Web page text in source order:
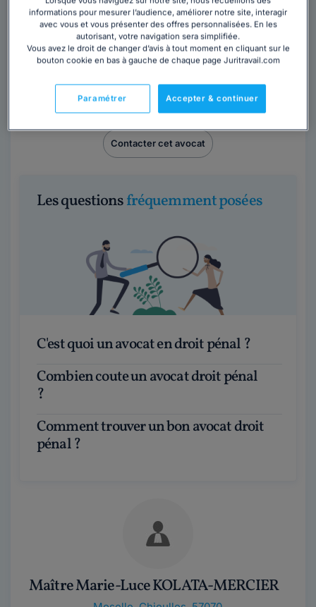
Maître Thierry LAUGIER
Paris,Paris 8ème, 75008
Contacter cet avocat
Les questionsfréquemment posées
C'est quoi un avocat en droit pénal ?
Combien coute un avocat droit pénal
?
Comment trouver un bon avocat droit
pénal ?
Maître Marie-Luce KOLATA-MERCIER
informations pour mesurer l’audience, améliorer notre site, interagir
avec vous et vous présenter des offres personnalisées. En les
autorisant, votre navigation sera simplifiée.
Vous avez le droit de changer d’avis à tout moment en cliquant sur le
bouton cookie en bas à gauche de chaque page Juritravail.com
Accepter & continuer
Paramétrer